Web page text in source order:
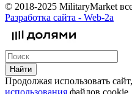
© 2018-2025 MilitaryMarket
Разработка сайта - Web-2a
Найти
Продолжая использовать
использования файлов cookie.